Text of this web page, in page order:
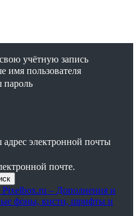
учётную запись
имя пользователя
электронной почты
почте.
Pixelbox.ru – Дополнения и
фоны, кисти, шрифты и